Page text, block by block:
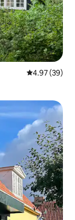
평점 4.97점(5
4.97 (39)